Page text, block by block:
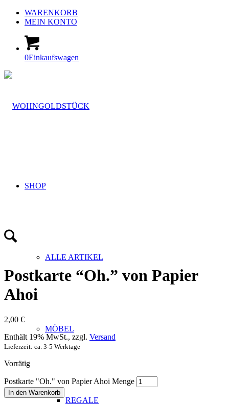
WARENKORB
MEIN KONTO
0Einkaufswagen
SHOP
ALLE ARTIKEL
MÖBEL
REGALE
Postkarte “Oh.” von Papier
Ahoi
2,00 €
Enthält 19% MwSt., zzgl. Versand
Lieferzeit: ca. 3-5 Werktage
Vorrätig
Postkarte "Oh." von Papier Ahoi Menge
In den Warenkorb